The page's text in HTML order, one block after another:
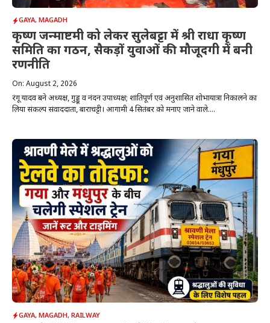
GAYA, MAGADH
कृष्ण जन्माष्टमी को लेकर सुलेबट्टा में श्री राधा कृष्ण
समिति का गठन, सैकड़ों युवाओं की मौजूदगी में बनी
रणनीति
On: August 2, 2026
रंगू यादव बने अध्यक्ष, गुड्डू व नंदन उपाध्यक्ष; शांतिपूर्ण एवं अनुशासित शोभायात्रा निकालने का
लिया संकल्प संवाददाता, बाराचट्टी। आगामी 4 सितंबर को मनाए जाने वाले....
GAYA, MAGADH, RAILWAY